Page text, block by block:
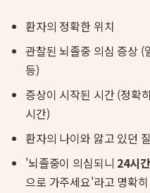
환자의 정확한 위치
관찰된 뇌졸중 의심 증상 (
등)
증상이 시작된 시간 (정확
시간)
환자의 나이와 앓고 있던
'뇌졸중이 의심되니 24시
으로 가주세요'라고 명확